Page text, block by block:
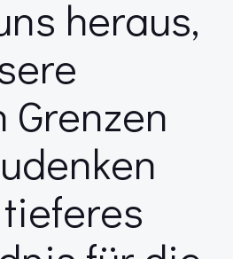
heraus,